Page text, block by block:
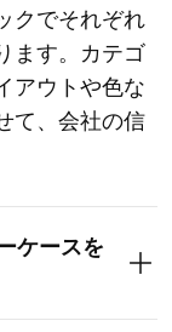
クでそれぞれ
ます。カテゴ
アウトや色な
て、会社の信
ケースを